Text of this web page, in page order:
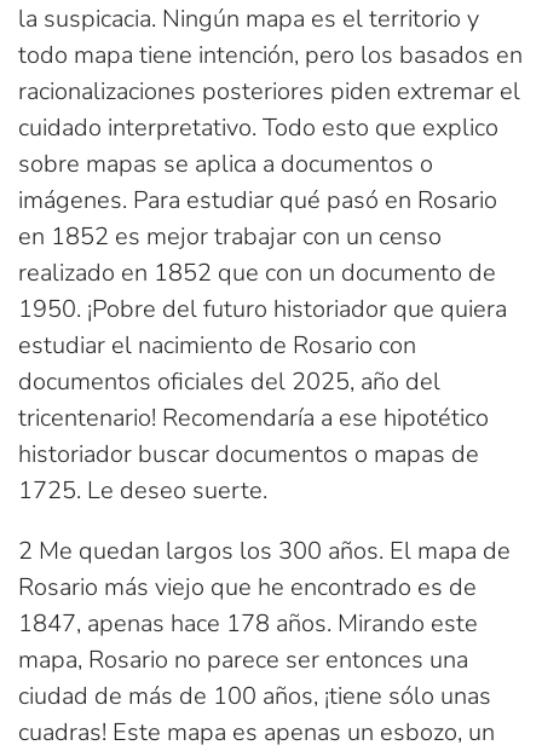
la suspicacia. Ningún mapa es el territorio y
todo mapa tiene intención, pero los basados en
racionalizaciones posteriores piden extremar el
cuidado interpretativo. Todo esto que explico
sobre mapas se aplica a documentos o
imágenes. Para estudiar qué pasó en Rosario
en 1852 es mejor trabajar con un censo
realizado en 1852 que con un documento de
1950. ¡Pobre del futuro historiador que quiera
estudiar el nacimiento de Rosario con
documentos oficiales del 2025, año del
tricentenario! Recomendaría a ese hipotético
historiador buscar documentos o mapas de
1725. Le deseo suerte.
2 Me quedan largos los 300 años. El mapa de
Rosario más viejo que he encontrado es de
1847, apenas hace 178 años. Mirando este
mapa, Rosario no parece ser entonces una
ciudad de más de 100 años, ¡tiene sólo unas
cuadras! Este mapa es apenas un esbozo, un